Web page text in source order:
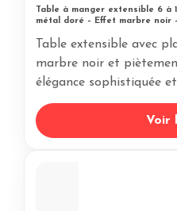
Table à manger extensible 6 à
métal doré – Effet marbre noir
Table extensible avec
marbre noir et
élégance sophistiquée
Voir